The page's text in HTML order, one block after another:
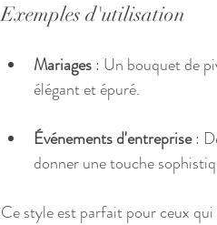
Exemples d'utilisation
Mariages : Un bouquet de
élégant et épuré.
Événements d'entreprise :
donner une touche
Ce style est parfait pour ceux